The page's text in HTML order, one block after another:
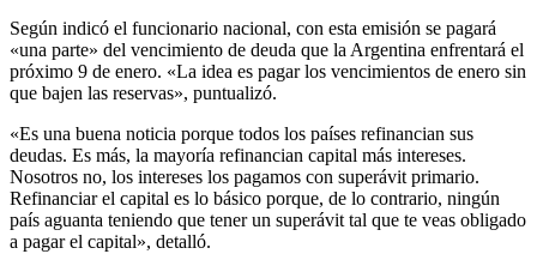
Según indicó el funcionario nacional, con esta emisión se pagará
«una parte» del vencimiento de deuda que la Argentina enfrentará el
próximo 9 de enero. «La idea es pagar los vencimientos de enero sin
que bajen las reservas», puntualizó.
«Es una buena noticia porque todos los países refinancian sus
deudas. Es más, la mayoría refinancian capital más intereses.
Nosotros no, los intereses los pagamos con superávit primario.
Refinanciar el capital es lo básico porque, de lo contrario, ningún
país aguanta teniendo que tener un superávit tal que te veas obligado
a pagar el capital», detalló.